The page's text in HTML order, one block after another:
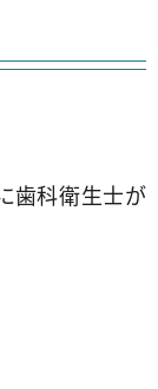
歯科衛生士が